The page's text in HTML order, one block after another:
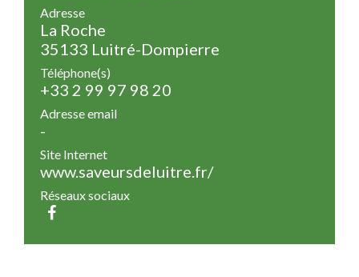
Adresse
La Roche
35133 Luitré-Dompierre
Téléphone(s)
+33 2 99 97 98 20
Adresse email
-
Site Internet
www.saveursdeluitre.fr/
Réseaux sociaux